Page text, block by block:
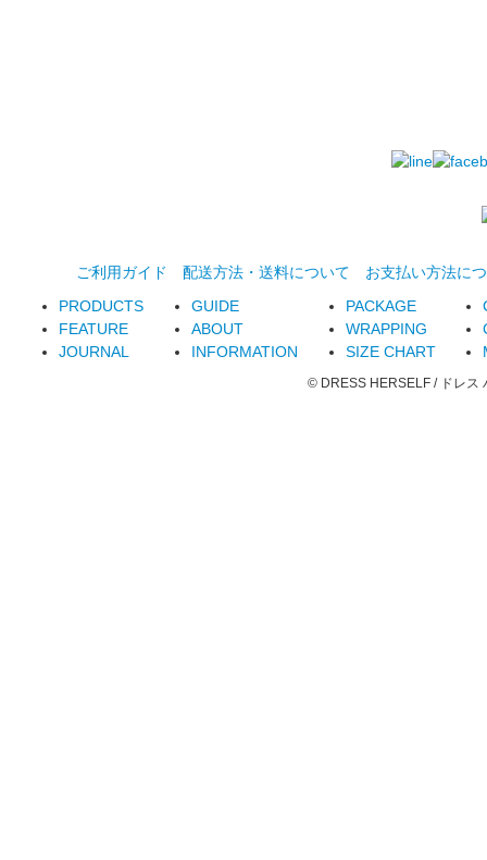
ご利用ガイド 配送方法・送料について
お支払い方法に
PRODUCTS
FEATURE
JOURNAL
GUIDE
ABOUT
INFORMATION
PACKAGE
WRAPPING
SIZE CHART
© DRESS HERSELF / ドレス